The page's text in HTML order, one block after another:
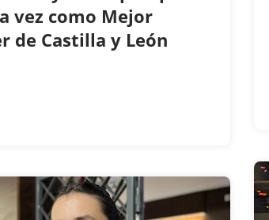
vez como Mejor
de Castilla y León